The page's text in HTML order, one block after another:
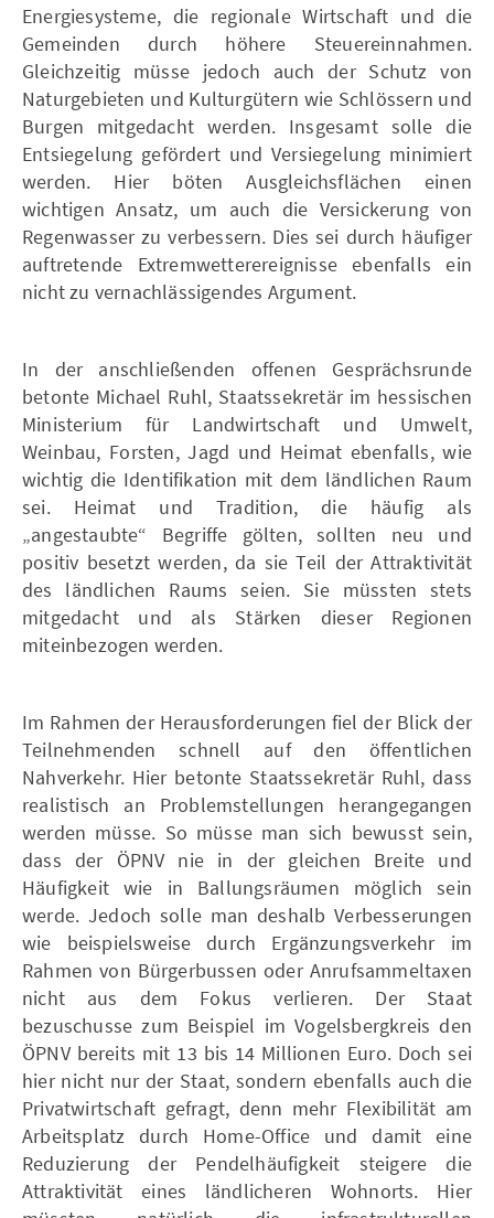
Energiesysteme, die regionale Wirtschaft und die
Gemeinden durch höhere Steuereinnahmen.
Gleichzeitig müsse jedoch auch der Schutz von
Naturgebieten und Kulturgütern wie Schlössern und
Burgen mitgedacht werden. Insgesamt solle die
Entsiegelung gefördert und Versiegelung minimiert
werden. Hier böten Ausgleichsflächen einen
wichtigen Ansatz, um auch die Versickerung von
Regenwasser zu verbessern. Dies sei durch häufiger
auftretende Extremwetterereignisse ebenfalls ein
nicht zu vernachlässigendes Argument.
In der anschließenden offenen Gesprächsrunde
betonte Michael Ruhl, Staatssekretär im hessischen
Ministerium für Landwirtschaft und Umwelt,
Weinbau, Forsten, Jagd und Heimat ebenfalls, wie
wichtig die Identifikation mit dem ländlichen Raum
sei. Heimat und Tradition, die häufig als
„angestaubte“ Begriffe gölten, sollten neu und
positiv besetzt werden, da sie Teil der Attraktivität
des ländlichen Raums seien. Sie müssten stets
mitgedacht und als Stärken dieser Regionen
miteinbezogen werden.
Im Rahmen der Herausforderungen fiel der Blick der
Teilnehmenden schnell auf den öffentlichen
Nahverkehr. Hier betonte Staatssekretär Ruhl, dass
realistisch an Problemstellungen herangegangen
werden müsse. So müsse man sich bewusst sein,
dass der ÖPNV nie in der gleichen Breite und
Häufigkeit wie in Ballungsräumen möglich sein
werde. Jedoch solle man deshalb Verbesserungen
wie beispielsweise durch Ergänzungsverkehr im
Rahmen von Bürgerbussen oder Anrufsammeltaxen
nicht aus dem Fokus verlieren. Der Staat
bezuschusse zum Beispiel im Vogelsbergkreis den
ÖPNV bereits mit 13 bis 14 Millionen Euro. Doch sei
hier nicht nur der Staat, sondern ebenfalls auch die
Privatwirtschaft gefragt, denn mehr Flexibilität am
Arbeitsplatz durch Home-Office und damit eine
Reduzierung der Pendelhäufigkeit steigere die
Attraktivität eines ländlicheren Wohnorts. Hier